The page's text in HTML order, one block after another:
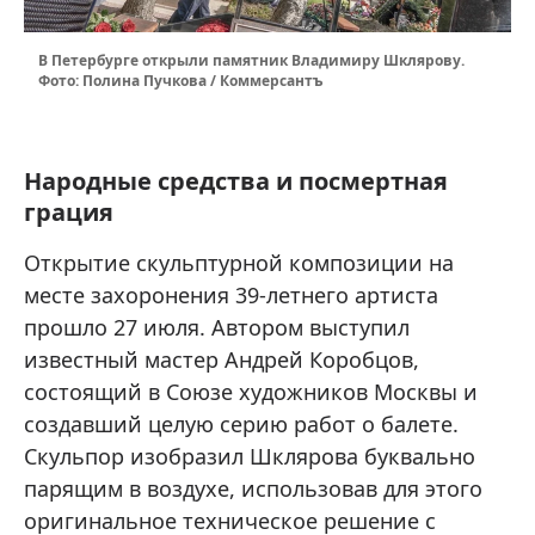
В Петербурге открыли памятник Владимиру Шклярову.
Фото: Полина Пучкова / Коммерсантъ
Народные средства и посмертная
грация
Открытие скульптурной композиции на
месте захоронения 39-летнего артиста
прошло 27 июля. Автором выступил
известный мастер Андрей Коробцов,
состоящий в Союзе художников Москвы и
создавший целую серию работ о балете.
Скульпор изобразил Шклярова буквально
парящим в воздухе, использовав для этого
оригинальное техническое решение с